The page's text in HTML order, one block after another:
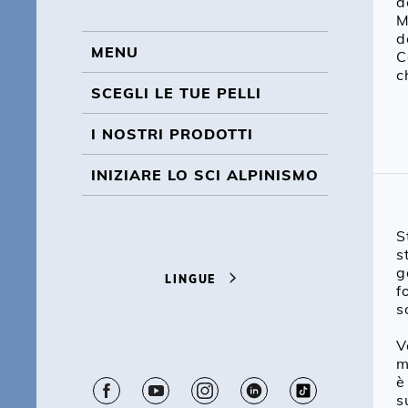
MENU
MENU
SCEGLI LE TUE PELLI
I NOSTRI PRODOTTI
INIZIARE LO SCI ALPINISMO
LINGUE